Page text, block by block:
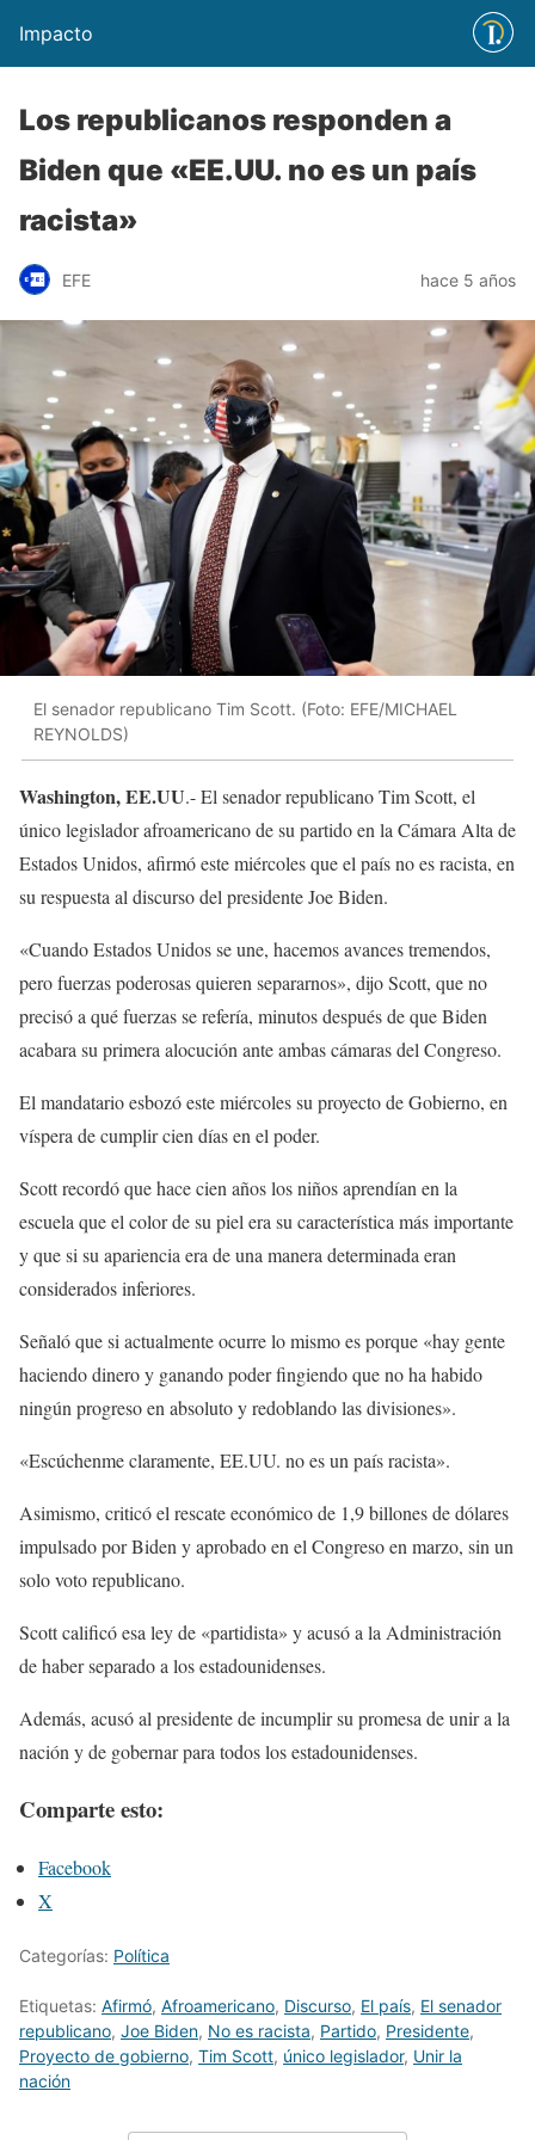
Impacto
Los republicanos responden a
Biden que «EE.UU. no es un país
racista»
EFE hace 5 años
El senador republicano Tim Scott. (Foto: EFE/MICHAEL
REYNOLDS)
Washington, EE.UU.- El senador republicano Tim Scott, el
único legislador afroamericano de su partido en la Cámara Alta de
Estados Unidos, afirmó este miércoles que el país no es racista, en
su respuesta al discurso del presidente Joe Biden.
«Cuando Estados Unidos se une, hacemos avances tremendos,
pero fuerzas poderosas quieren separarnos», dijo Scott, que no
precisó a qué fuerzas se refería, minutos después de que Biden
acabara su primera alocución ante ambas cámaras del Congreso.
El mandatario esbozó este miércoles su proyecto de Gobierno, en
víspera de cumplir cien días en el poder.
Scott recordó que hace cien años los niños aprendían en la
escuela que el color de su piel era su característica más importante
y que si su apariencia era de una manera determinada eran
considerados inferiores.
Señaló que si actualmente ocurre lo mismo es porque «hay gente
haciendo dinero y ganando poder fingiendo que no ha habido
ningún progreso en absoluto y redoblando las divisiones».
«Escúchenme claramente, EE.UU. no es un país racista».
Asimismo, criticó el rescate económico de 1,9 billones de dólares
impulsado por Biden y aprobado en el Congreso en marzo, sin un
solo voto republicano.
Scott calificó esa ley de «partidista» y acusó a la Administración
de haber separado a los estadounidenses.
Además, acusó al presidente de incumplir su promesa de unir a la
nación y de gobernar para todos los estadounidenses.
Comparte esto:
Facebook
X
Categorías: Política
Etiquetas: Afirmó, Afroamericano, Discurso, El país, El senador
republicano, Joe Biden, No es racista, Partido, Presidente,
Proyecto de gobierno, Tim Scott, único legislador, Unir la
nación